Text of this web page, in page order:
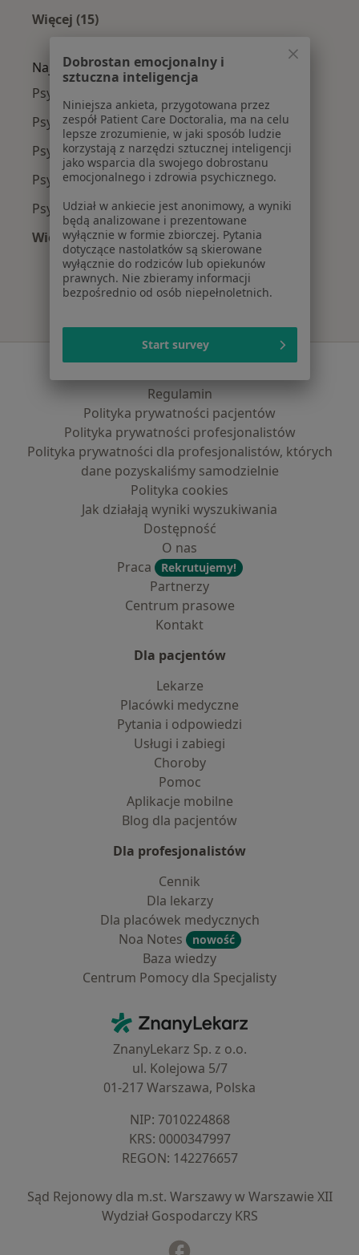
Więcej (15)
Najpopularniejsze ubezpieczenia
Psychiatrzy z Allianz w Krakowie
Psychiatrzy z Signal Iduna w Krakowie
Psychiatrzy z JP MEDICA w Krakowie
Psychiatrzy z TU Zdrowie w Krakowie
Psychiatrzy z Świat Zdrowia w Krakowie
Więcej (7)
Więcej w kategorii: Najpopularniejsze
Serwis
Regulamin
Polityka prywatności pacjentów
Polityka prywatności profesjonalistów
Polityka prywatności dla profesjonalistów, których
dane pozyskaliśmy samodzielnie
Polityka cookies
Jak działają wyniki wyszukiwania
Dostępność
O nas
Praca
Rekrutujemy!
Partnerzy
Centrum prasowe
Kontakt
Dla pacjentów
Lekarze
Placówki medyczne
Pytania i odpowiedzi
Usługi i zabiegi
Choroby
Pomoc
Aplikacje mobilne
Blog dla pacjentów
Dla profesjonalistów
Cennik
Dla lekarzy
Dla placówek medycznych
Noa Notes
nowość
Baza wiedzy
Centrum Pomocy dla Specjalisty
ZnanyLekarz - Strona główna
ZnanyLekarz Sp. z o.o.
ul. Kolejowa 5/7
01-217 Warszawa, Polska
NIP: ⁠7010224868
KRS: ⁠0000347997
REGON: ⁠142276657
Sąd Rejonowy dla m.st. Warszawy w Warszawie XII
Wydział Gospodarczy KRS
Dobrostan emocjonalny i
sztuczna inteligencja
Niniejsza ankieta, przygotowana przez
zespół Patient Care Doctoralia, ma na celu
lepsze zrozumienie, w jaki sposób ludzie
korzystają z narzędzi sztucznej inteligencji
jako wsparcia dla swojego dobrostanu
emocjonalnego i zdrowia psychicznego.
Udział w ankiecie jest anonimowy, a wyniki
będą analizowane i prezentowane
wyłącznie w formie zbiorczej. Pytania
dotyczące nastolatków są skierowane
wyłącznie do rodziców lub opiekunów
prawnych. Nie zbieramy informacji
bezpośrednio od osób niepełnoletnich.
Start survey